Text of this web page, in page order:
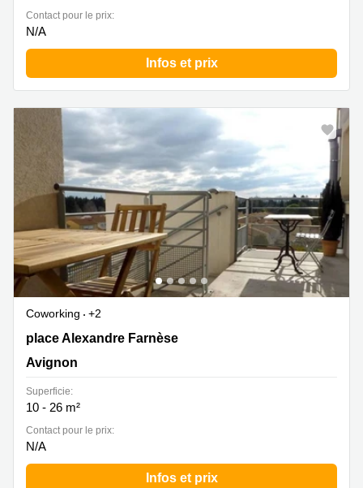
Montpellier
Contact pour le prix:
N/A
Infos et prix
Coworking
+2
2 place Alexandre Farnèse, Avignon
place Alexandre Farnèse
Avignon
Superficie:
10 - 26 m²
Contact pour le prix:
N/A
Infos et prix